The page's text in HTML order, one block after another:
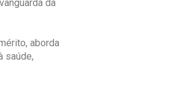
da
aborda
saúde,